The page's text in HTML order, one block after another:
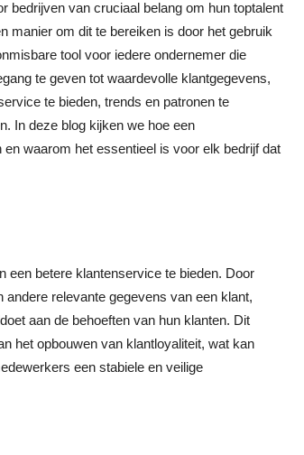
bedrijven van cruciaal belang om hun toptalent
manier om dit te bereiken is door het gebruik
tool voor iedere ondernemer die
te geven tot waardevolle klantgegevens,
te bieden, trends en patronen te
In deze blog kijken we hoe een
waarom het essentieel is voor elk bedrijf dat
een betere klantenservice te bieden. Door
relevante gegevens van een klant,
aan de behoeften van hun klanten. Dit
het opbouwen van klantloyaliteit, wat kan
een stabiele en veilige